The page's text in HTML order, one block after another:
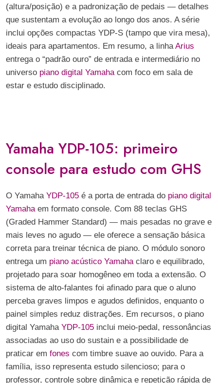
(altura/posição) e a padronização de pedais — detalhes
que sustentam a evolução ao longo dos anos. A série
inclui opções compactas YDP-S (tampo que vira mesa),
ideais para apartamentos. Em resumo, a linhaArius
entrega o “padrão ouro” de entrada e intermediário no
universo piano digital Yamahacom foco em sala de
estar e estudo disciplinado.
Yamaha YDP-105: primeiro
console para estudo com GHS
O Yamaha YDP-105 é a porta de entrada do piano digital
Yamahaem formato console. Com 88 teclas GHS
(Graded Hammer Standard) — mais pesadas no grave e
mais leves no agudo — ele oferece a sensação básica
correta para treinar técnica de piano. O módulo sonoro
entrega um piano acústico Yamahaclaro e equilibrado,
projetado para soar homogêneo em toda a extensão. O
sistema de alto-falantes foi afinado para que o aluno
perceba graves limpos e agudos definidos, enquanto o
painel simples reduz distrações. Em recursos, o piano
digital YamahaYDP-105 inclui meio-pedal, ressonâncias
associadas ao uso do sustain e a possibilidade de
praticar em fones com timbre suave ao ouvido. Para a
família, isso representa estudo silencioso; para o
professor, controle sobre dinâmica e repetição rápida de